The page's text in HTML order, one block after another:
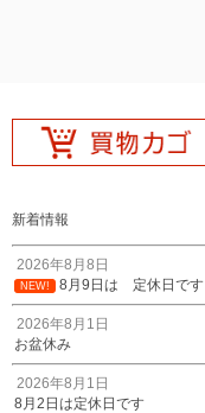
新着情報
2026年8月8日
NEW! 8月9日は 定休日です
2026年8月1日
お盆休み
2026年8月1日
8月2日は定休日です